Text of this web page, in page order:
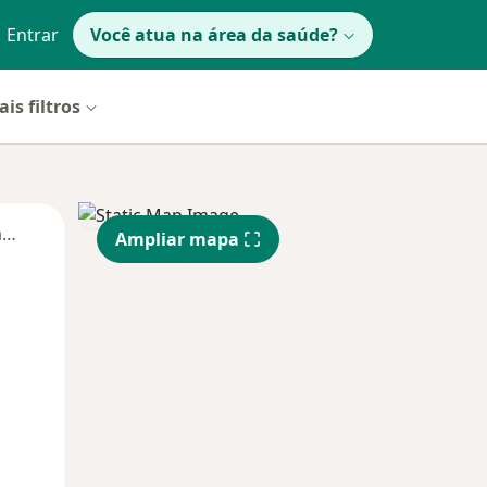
Entrar Você atua na área da saúde?
filtros
Segunda-feira Qua
12 Ago
Qui,
13 Ago
Ampliar mapa